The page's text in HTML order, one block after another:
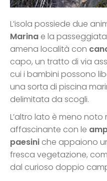
L’isola possiede due
Marina e la
amena località con
capo, un tratto di via
cui i bambini possono
una sorta di piscina
delimitata da scogli.
L’altro lato è meno
affascinante con le
paesini che appaiono
fresca vegetazione,
dal curioso doppio